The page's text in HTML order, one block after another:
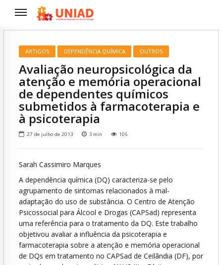
ARTIGOS DEPENDÊNCIA QUÍMICA OUTROS
Avaliação neuropsicológica da
atenção e memória operacional
de dependentes químicos
submetidos à farmacoterapia e
à psicoterapia
27 de julho de 2013 3 min 105
Sarah Cassimiro Marques
A dependência química (DQ) caracteriza-se pelo
agrupamento de sintomas relacionados à mal-
adaptação do uso de substância. O Centro de Atenção
Psicossocial para Álcool e Drogas (CAPSad) representa
uma referência para o tratamento da DQ. Este trabalho
objetivou avaliar a influência da psicoterapia e
farmacoterapia sobre a atenção e memória operacional
de DQs em tratamento no CAPSad de Ceilândia (DF), por